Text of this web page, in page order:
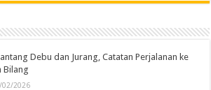
Debu dan Jurang, Catatan Perjalanan ke
Bilang
02/2026